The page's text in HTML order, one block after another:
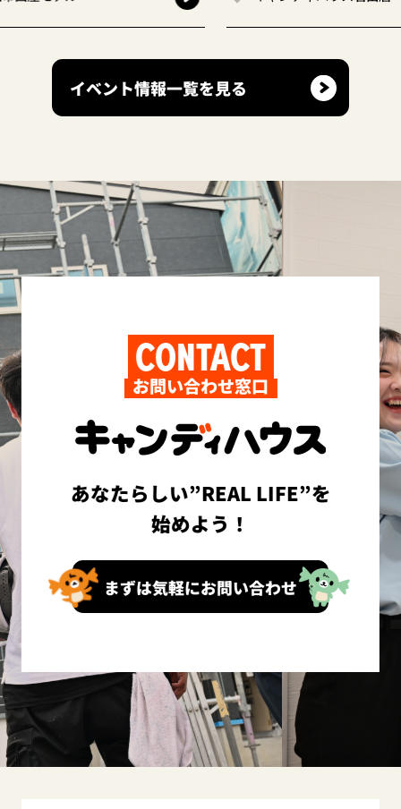
イベント情報一覧を見る
CONTACT
お問い合わせ窓口
あなたらしい”REAL LIFE”を
始めよう！
まずは気軽にお問い合わせ